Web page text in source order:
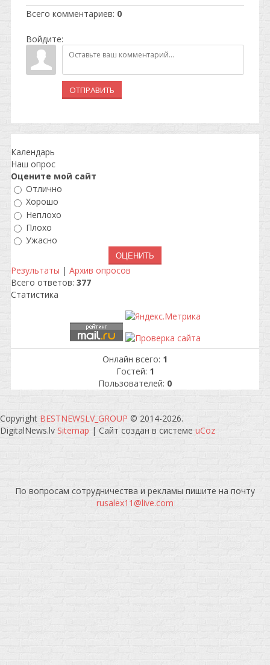
Всего комментариев: 0
Войдите:
ОТПРАВИТЬ
Календарь
Наш опрос
Оцените мой сайт
Отлично
Хорошо
Неплохо
Плохо
Ужасно
Результаты | Архив опросов
Всего ответов: 377
Статистика
Онлайн всего: 1
Гостей: 1
Пользователей: 0
Copyright BESTNEWSLV_GROUP © 2014-2026.
DigitalNews.lv Sitemap | Сайт создан в системе uCoz
По вопросам сотрудничества и рекламы пишите на почту
rusalex11@live.com